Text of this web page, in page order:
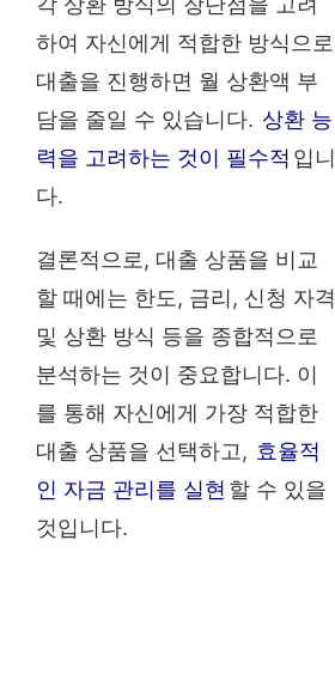
하여 자신에게 적합한 방식으로
대출을 진행하면 월 상환액 부
담을 줄일 수 있습니다. 상환 능
력을 고려하는 것이 필수적 입니
다.
결론적으로, 대출 상품을 비교
할 때에는 한도, 금리, 신청 자격
및 상환 방식 등을 종합적으로
분석하는 것이 중요합니다. 이
를 통해 자신에게 가장 적합한
대출 상품을 선택하고, 효율적
인 자금 관리를 실현 할 수 있을
것입니다.